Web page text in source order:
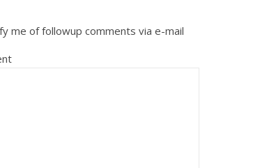
me of followup comments via e-mail